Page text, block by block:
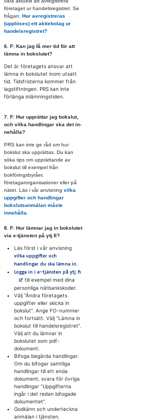
företaget ur handelsregistret. Se
frågan: Hur avregistreras
(upplöses) ett aktiebolag ur
handelsregistret?
6. F: Kan jag få mer tid för att
läm­na in bok­slu­tet?
Det är företagets ansvar att
lämna in bokslutet inom utsatt
tid. Tidsfristerna kommer från
lagstiftningen. PRS kan inte
förlänga inlämningstiden.
7. F: Hur upp­rät­tar jag bok­slut,
och vil­ka hand­ling­ar ska det in­
ne­hål­la?
PRS kan inte ge råd om hur
bokslut ska upprättas. Du kan
söka tips om upprättande av
bokslut till exempel från
bokföringsbyråer,
företagarorganisationer eller på
nätet. Läs i vår anvisning vilka
uppgifter och handlingar
bokslutsanmälan måste
innehålla.
8. F: Hur läm­nar jag in bok­slu­tet
via e-tjäns­ten på ytj.fi?
‍Läs först i vår anvisning
vilka uppgifter och
handlingar du ska lämna in.
Logga in i e-tjänsten på ytj.fiAvautuu uuteen välilehteen
till exempel med dina
personliga nätbankskoder.
Välj ”Ändra företagets
uppgifter eller skicka in
bokslut”. Ange FO-nummer
och fortsätt. Välj ”Lämna in
bokslut till handelsregistret”.
Välj att du lämnar in
bokslutet som pdf-
dokument.
Bifoga begärda handlingar.
Om du bifogar samtliga
handlingar till ett enda
dokument, svara för övriga
handlingar ”Uppgifterna
ingår i det redan bifogade
dokumentet”.
Godkänn och underteckna
anmälan i tjänsten.‍